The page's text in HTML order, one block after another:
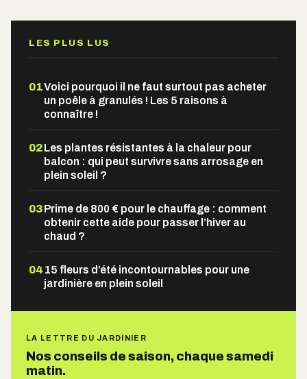
LES PLUS LUS
01Voici pourquoi il ne faut surtout pas acheter
un poêle à granulés ! Les 5 raisons à
connaître !
02Les plantes résistantes à la chaleur pour
balcon : qui peut survivre sans arrosage en
plein soleil ?
03Prime de 800 € pour le chauffage : comment
obtenir cette aide pour passer l’hiver au
chaud ?
04 15 fleurs d’été incontournables pour une
jardinière en plein soleil
LA LETTRE DU JARDINIER
Nos conseils de saison, chaque samedi
matin.